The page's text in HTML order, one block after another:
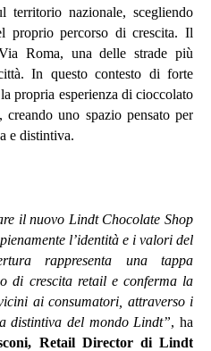
territorio nazionale, scegliendo
proprio percorso di crescita. Il
Roma, una delle strade più
In questo contesto di forte
propria esperienza di cioccolato
uno spazio pensato per
e distintiva.
il nuovo Lindt Chocolate Shop
l’identità e i valori del
rappresenta una tappa
di crescita retail e conferma la
ai consumatori, attraverso i
distintiva del mondo Lindt”, ha
Retail Director di Lindt